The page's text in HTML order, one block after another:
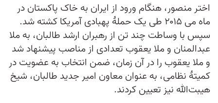
اختر منصور، هنگام ورود از ایران به خاک پاکستان در
ماه می‌ ۲۰۱۵ طی یک حملۀ پهبادی آمریکا کشته شد.
سپس با وساطت چند تن از رهبران ارشد طالبان، به ملا
عبدالمنان و ملا یعقوب تعدادی از مناصب پیشنهاد شد
و ملا یعقوب را در آن زمان، ضمن انتخاب به عضویت در
کمیتۀ نظامی، به عنوان معاون امیر جدید طالبان، شیخ
هیبت‌الله نیز تعیین کردند.